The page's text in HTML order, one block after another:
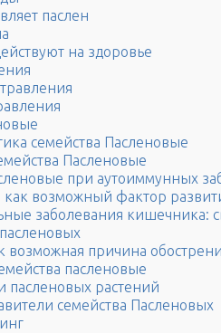
паслен
на здоровье
семейства Пасленовые
Пасленовые
при аутоиммунных
возможный фактор
заболевания кишечника:
возможная причина
пасленовые
пасленовых растений
семейства Пасленовых